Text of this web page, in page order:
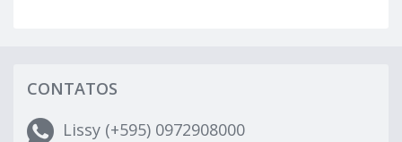
CONTATOS
Lissy (+595) 0972908000